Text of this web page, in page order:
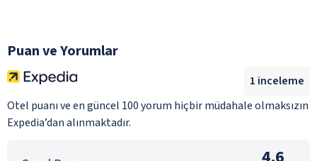
Puan ve Yorumlar
Otel puanı ve en güncel 100 yorum hiçbir müdahale olmaksızın
Expedia’dan alınmaktadır.
1 inceleme